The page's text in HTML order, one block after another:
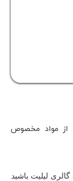
از مواد مخصوص
لیلیت باشید